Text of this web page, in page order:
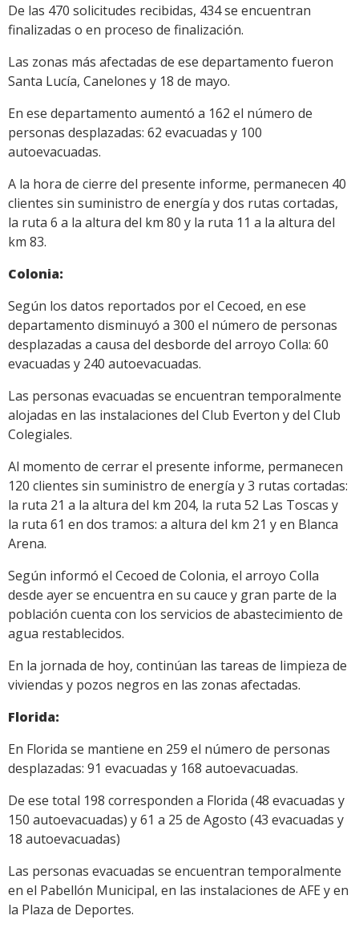
De las 470 solicitudes recibidas, 434 se encuentran
finalizadas o en proceso de finalización.
Las zonas más afectadas de ese departamento fueron
Santa Lucía, Canelones y 18 de mayo.
En ese departamento aumentó a 162 el número de
personas desplazadas: 62 evacuadas y 100
autoevacuadas.
A la hora de cierre del presente informe, permanecen 40
clientes sin suministro de energía y dos rutas cortadas,
la ruta 6 a la altura del km 80 y la ruta 11 a la altura del
km 83.
Colonia:
Según los datos reportados por el Cecoed, en ese
departamento disminuyó a 300 el número de personas
desplazadas a causa del desborde del arroyo Colla: 60
evacuadas y 240 autoevacuadas.
Las personas evacuadas se encuentran temporalmente
alojadas en las instalaciones del Club Everton y del Club
Colegiales.
Al momento de cerrar el presente informe, permanecen
120 clientes sin suministro de energía y 3 rutas cortadas:
la ruta 21 a la altura del km 204, la ruta 52 Las Toscas y
la ruta 61 en dos tramos: a altura del km 21 y en Blanca
Arena.
Según informó el Cecoed de Colonia, el arroyo Colla
desde ayer se encuentra en su cauce y gran parte de la
población cuenta con los servicios de abastecimiento de
agua restablecidos.
En la jornada de hoy, continúan las tareas de limpieza de
viviendas y pozos negros en las zonas afectadas.
Florida:
En Florida se mantiene en 259 el número de personas
desplazadas: 91 evacuadas y 168 autoevacuadas.
De ese total 198 corresponden a Florida (48 evacuadas y
150 autoevacuadas) y 61 a 25 de Agosto (43 evacuadas y
18 autoevacuadas)
Las personas evacuadas se encuentran temporalmente
en el Pabellón Municipal, en las instalaciones de AFE y en
la Plaza de Deportes.